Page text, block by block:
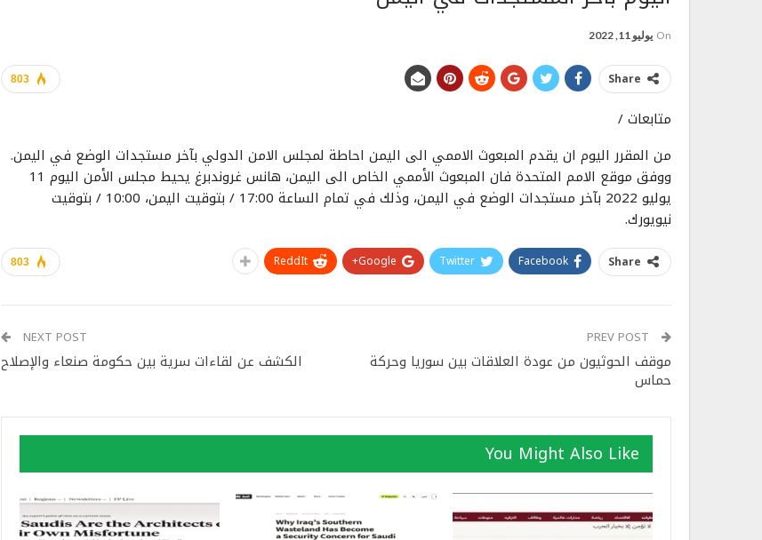
On يوليو 11, 2022
803 Share
متابعات /
من المقرر اليوم ان يقدم المبعوث الاممي الى اليمن احاطة لمجلس الامن الدولي بآخر مستجدات الوضع في اليمن.
ووفق موقع الامم المتحدة فان ‏المبعوث الأممي الخاص الى ‎اليمن، هانس غروندبرغ يحيط ‎مجلس الأمن اليوم 11
يوليو 2022 بآخر مستجدات الوضع في اليمن، وذلك في تمام الساعة 17:00 / بتوقيت اليمن، 10:00 / بتوقيت
نيويورك.
803 Share
Facebook
Twitter
Google+
ReddIt
موقف الحوثيون من عودة العلاقات بين سوريا وحركة
حماس
NEXT POST
الكشف عن لقاءات سرية بين حكومة صنعاء والإصلاح
You Might Also Like